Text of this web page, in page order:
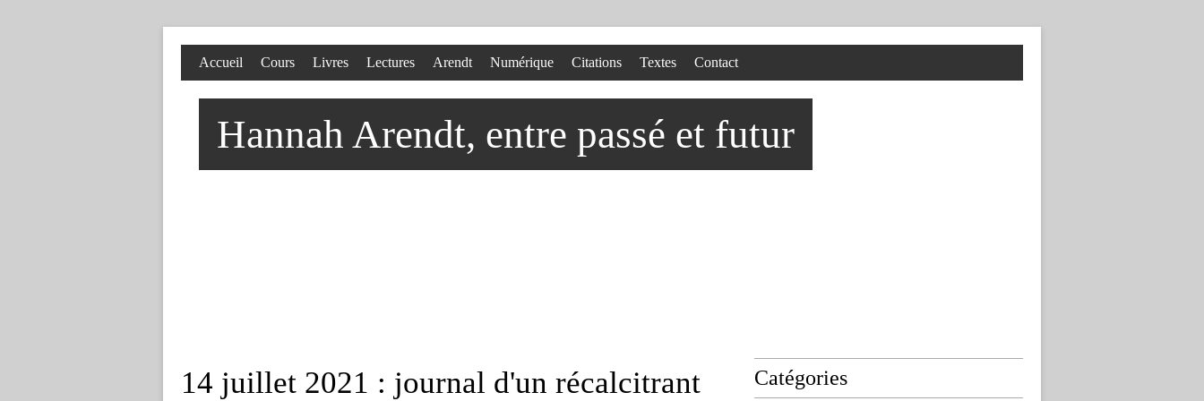
Hannah Arendt, entre passé et futur
Accueil Cours Livres Lectures Arendt Numérique Citations Textes Contact
14 juillet 2021 : journal d'un récalcitrant
Catégories